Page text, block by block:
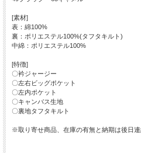
[素材]
表：綿100%
裏：ポリエステル100%(タフタキルト)
中綿：ポリエステル100%
[特徴]
〇衿ジャージー
〇左右ビッグポケット
〇左内ポケット
〇キャンバス生地
〇裏地タフタキルト
※取り寄せ商品、在庫の有無と納期は後日